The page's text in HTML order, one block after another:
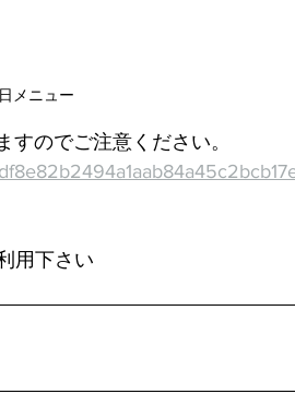
メニュー
のでご注意ください。
用下さい